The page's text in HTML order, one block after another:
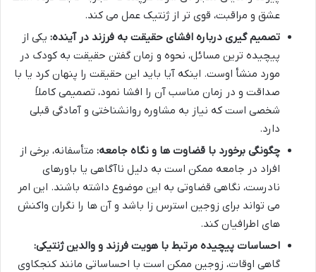
عشق و مراقبت، قوی تر از ژنتیک عمل می کند.
تصمیم گیری درباره افشای حقیقت به فرزند در آینده: یکی از
پیچیده ترین مسائل، نحوه و زمان گفتن حقیقت به کودک در
مورد منشأ اوست. اینکه آیا باید این حقیقت را پنهان کرد یا با
صداقت و در زمان مناسب آن را افشا نمود، تصمیمی کاملاً
شخصی است که نیاز به مشاوره روانشناختی و آمادگی قبلی
دارد.
چگونگی برخورد با قضاوت ها و نگاه جامعه: متأسفانه، برخی از
افراد در جامعه ممکن است به دلیل ناآگاهی یا باورهای
نادرست، نگاهی قضاوتی به این موضوع داشته باشند. این امر
می تواند برای زوجین استرس زا باشد و آن ها را نگران واکنش
های اطرافیان کند.
احساسات پیچیده مرتبط با هویت فرزند و والدین ژنتیکی:
گاهی اوقات، زوجین ممکن است با احساساتی مانند کنجکاوی